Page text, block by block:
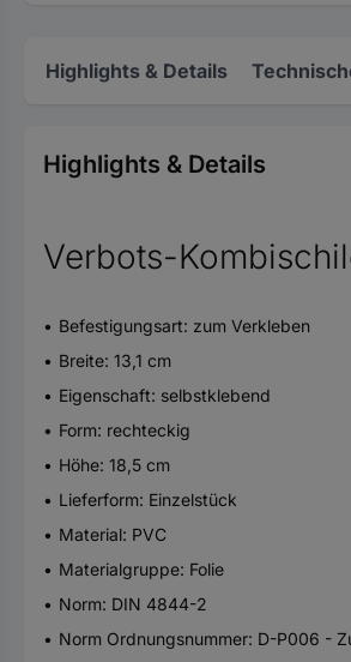
Highlights & Details
Highlights & Details
Verbots-
Befestigungsart: zum Verkleben
Breite: 13,1 cm
Eigenschaft: selbstklebend
Form: rechteckig
Höhe: 18,5 cm
Lieferform: Einzelstück
Material: PVC
Materialgruppe: Folie
Norm: DIN 4844-2
Norm Ordnungsnummer: D-P006 -